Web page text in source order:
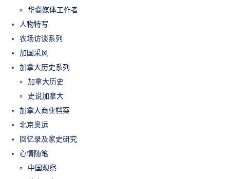
华裔媒体工作者
人物特写
农场访谈系列
加国采风
加拿大历史系列
加拿大历史
史说加拿大
加拿大商业档案
北京奥运
回忆录及家史研究
心情随笔
中国观察